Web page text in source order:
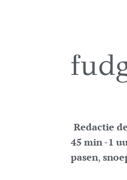
Redactie
45 min -1
pasen,